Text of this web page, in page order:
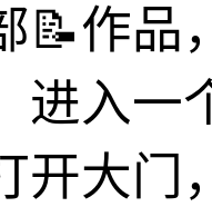
📝作品
进入一
开大门